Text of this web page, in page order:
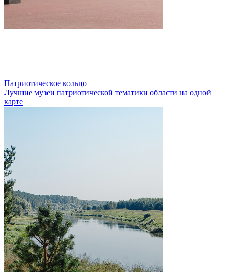
Патриотическое кольцо
Лучшие музеи патриотической тематики области на одной
карте